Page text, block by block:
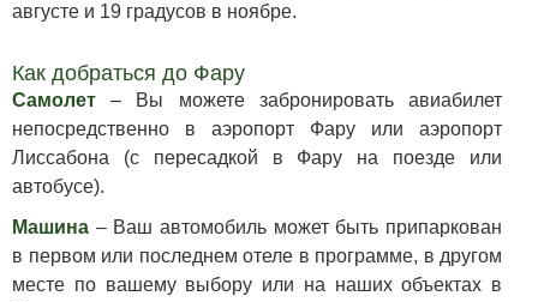
августе и 19 градусов в ноябре.
Как добраться до Фару
Самолет – Вы можете забронировать авиабилет
непосредственно в аэропорт Фару или аэропорт
Лиссабона (с пересадкой в Фару на поезде или
автобусе).
Машина – Ваш автомобиль может быть припаркован
в первом или последнем отеле в программе, в другом
месте по вашему выбору или на наших объектах в